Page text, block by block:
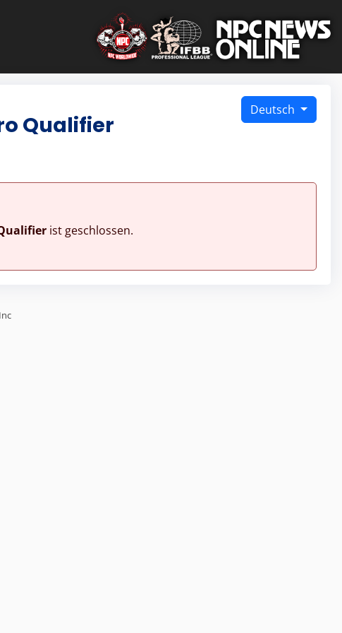
Deutsch
Qualifier
ist geschlossen.